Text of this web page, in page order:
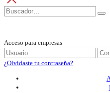
Acceso para empresas
¿Olvidaste tu contraseña?